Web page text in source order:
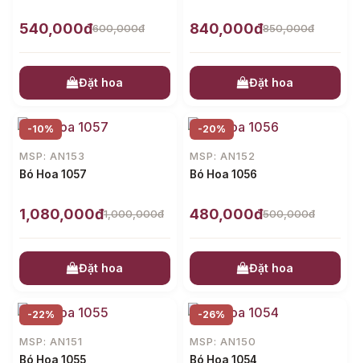
540,000đ600,000đ
Đặt hoa
840,000đ850,000đ
Đặt hoa
-10%
MSP: AN153
Bó Hoa 1057
1,080,000đ1,000,000đ
Đặt hoa
-20%
MSP: AN152
Bó Hoa 1056
480,000đ500,000đ
Đặt hoa
-22%
MSP: AN151
Bó Hoa 1055
-26%
MSP: AN150
Bó Hoa 1054